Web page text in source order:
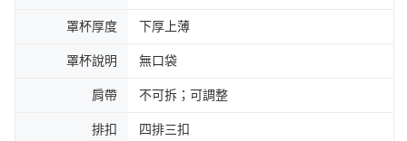
罩杯厚度 下厚上薄
罩杯說明 無口袋
肩帶 不可拆；可調整
排扣 四排三扣